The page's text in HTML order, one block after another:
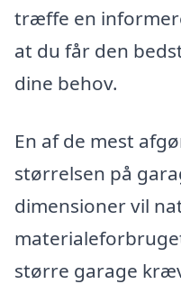
træffe en
at du får den
dine behov.
En af de mest
størrelsen på
dimensioner vil
større garage